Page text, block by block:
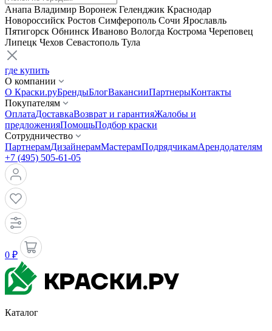
Анапа Владимир Воронеж Геленджик Краснодар
Новороссийск Ростов Симферополь Сочи Ярославль
Пятигорск Обнинск Иваново Вологда Кострома Череповец
Липецк Чехов Севастополь Тула
где купить
О компании
О Краски.руБрендыБлогВакансииПартнерыКонтакты
Покупателям
ОплатаДоставкаВозврат и гарантияЖалобы и
предложенияПомощьПодбор краски
Сотрудничество
ПартнерамДизайнерамМастерамПодрядчикамАрендодателям
+7 (495) 505-61-05
0 ₽
Каталог